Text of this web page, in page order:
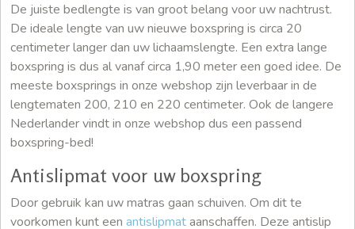
De juiste bedlengte is van groot belang voor uw nachtrust.
De ideale lengte van uw nieuwe boxspring is circa 20
centimeter langer dan uw lichaamslengte. Een extra lange
boxspring is dus al vanaf circa 1,90 meter een goed idee. De
meeste boxsprings in onze webshop zijn leverbaar in de
lengtematen 200, 210 en 220 centimeter. Ook de langere
Nederlander vindt in onze webshop dus een passend
boxspring-bed!
Antislipmat voor uw boxspring
Door gebruik kan uw matras gaan schuiven. Om dit te
voorkomen kunt een antislipmataanschaffen. Deze antislip